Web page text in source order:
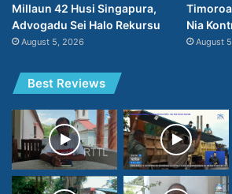
Millaun 42 Husi Singapura,
Advogadu Sei Halo Rekursu
August 5, 2026
Nia
August
Best Reviews